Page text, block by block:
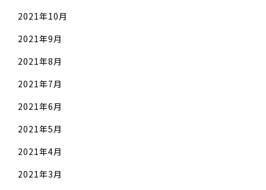
2021年10月
2021年9月
2021年8月
2021年7月
2021年6月
2021年5月
2021年4月
2021年3月